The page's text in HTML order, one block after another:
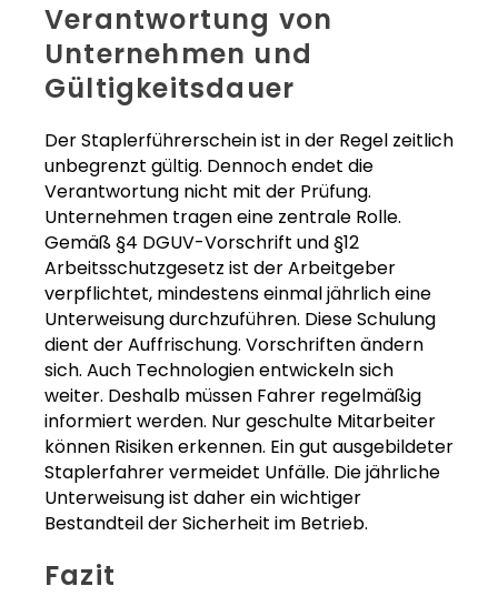
Verantwortung von
Unternehmen und
Gültigkeitsdauer
Der Staplerführerschein ist in der Regel zeitlich
unbegrenzt gültig. Dennoch endet die
Verantwortung nicht mit der Prüfung.
Unternehmen tragen eine zentrale Rolle.
Gemäß §4 DGUV-Vorschrift und §12
Arbeitsschutzgesetz ist der Arbeitgeber
verpflichtet, mindestens einmal jährlich eine
Unterweisung durchzuführen. Diese Schulung
dient der Auffrischung. Vorschriften ändern
sich. Auch Technologien entwickeln sich
weiter. Deshalb müssen Fahrer regelmäßig
informiert werden. Nur geschulte Mitarbeiter
können Risiken erkennen. Ein gut ausgebildeter
Staplerfahrer vermeidet Unfälle. Die jährliche
Unterweisung ist daher ein wichtiger
Bestandteil der Sicherheit im Betrieb.
Fazit